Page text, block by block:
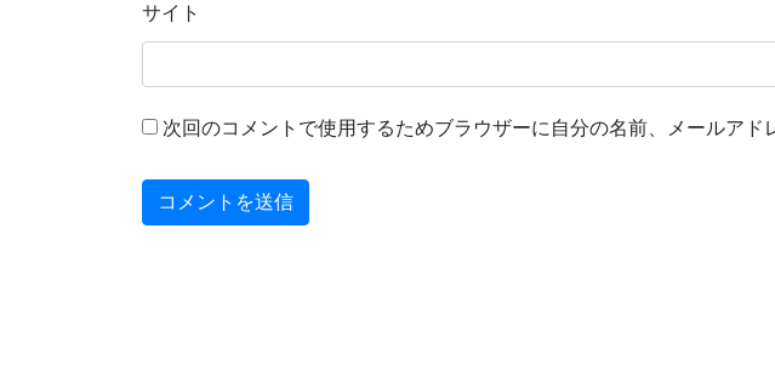
サイト
次回のコメントで使用するためブラウザーに自分の名前、メールアド